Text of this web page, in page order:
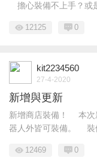
擔心裝備不上手？或
12125 0
kit2234560
27-4-2020
新增與更新
新增商店裝備！ 本次
器人外皆可裝備。 裝
12469 0